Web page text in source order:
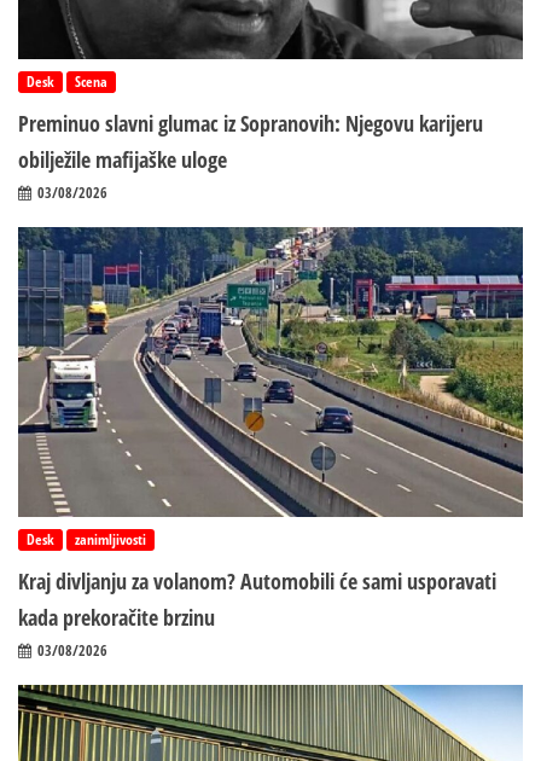
Desk Scena
Preminuo slavni glumac iz Sopranovih: Njegovu karijeru
obilježile mafijaške uloge
03/08/2026
Desk zanimljivosti
Kraj divljanju za volanom? Automobili će sami usporavati
kada prekoračite brzinu
03/08/2026